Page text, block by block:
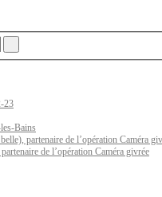
23
Bains
partenaire de l’opération Caméra
de l’opération Caméra givrée